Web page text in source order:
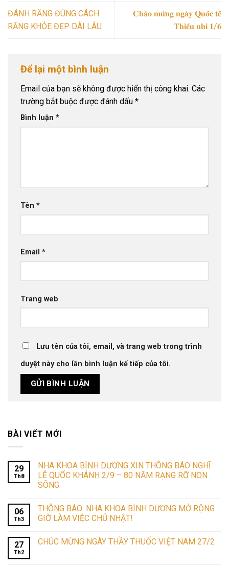
ĐÁNH RĂNG ĐÚNG CÁCH
RĂNG KHỎE ĐẸP DÀI LÂU
𝐂𝐡𝐚̀𝐨 𝐦𝐮̛̀𝐧𝐠 𝐧𝐠𝐚̀𝐲 𝐐𝐮𝐨̂́𝐜 𝐭𝐞̂́
𝐓𝐡𝐢𝐞̂́𝐮 𝐧𝐡𝐢 𝟏/𝟔
Để lại một bình luận
Email của bạn sẽ không được hiển thị công khai. Các
trường bắt buộc được đánh dấu *
Bình luận *
Tên *
Email *
Trang web
Lưu tên của tôi, email, và trang web trong trình
duyệt này cho lần bình luận kế tiếp của tôi.
BÀI VIẾT MỚI
29
Th8
NHA KHOA BÌNH DƯƠNG XIN THÔNG BÁO NGHĨ
LỄ QUỐC KHÁNH 2/9 – 80 NĂM RẠNG RỠ NON
SÔNG
06
Th3
THÔNG BÁO: NHA KHOA BÌNH DƯƠNG MỞ RỘNG
GIỜ LÀM VIỆC CHỦ NHẬT!
27
Th2
CHÚC MỪNG NGÀY THẦY THUỐC VIỆT NAM 27/2